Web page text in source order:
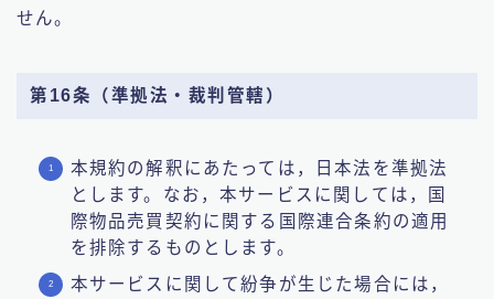
せん。
第16条（準拠法・裁判管轄）
本規約の解釈にあたっては，日本法を準拠法
とします。なお，本サービスに関しては，国
際物品売買契約に関する国際連合条約の適用
を排除するものとします。
本サービスに関して紛争が生じた場合には，